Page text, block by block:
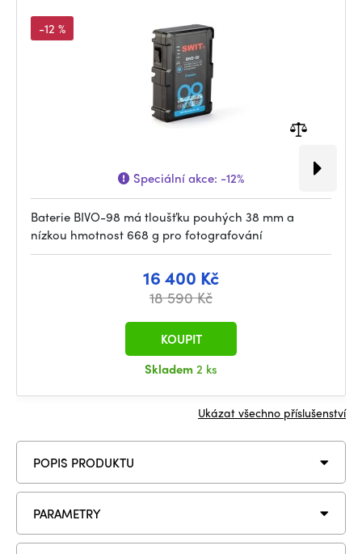
-12 %
Speciální akce: -12%
Baterie BIVO-98 má tloušťku pouhých 38 mm a
nízkou hmotnost 668 g pro fotografování
16 400 Kč
18 590 Kč
Skladem2 ks
KOUPIT
Ukázat všechno příslušenství
POPIS PRODUKTU
PARAMETRY